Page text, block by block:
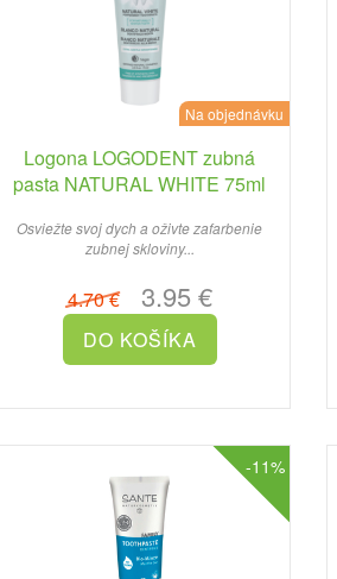
Na objednávku
Logona LOGODENT zubná
pasta NATURAL WHITE 75ml
Osviežte svoj dych a oživte zafarbenie
zubnej skloviny...
4.70 €3.95 €
-11%